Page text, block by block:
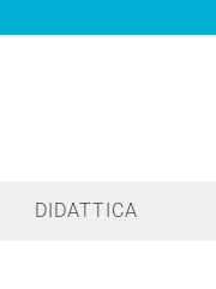
DIDATTICA